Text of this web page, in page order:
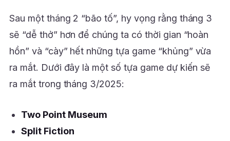
Sau một tháng 2 “bão tố”, hy vọng rằng tháng 3
sẽ “dễ thở” hơn để chúng ta có thời gian “hoàn
hồn” và “cày” hết những tựa game “khủng” vừa
ra mắt. Dưới đây là một số tựa game dự kiến sẽ
ra mắt trong tháng 3/2025:
Two Point Museum
Split Fiction